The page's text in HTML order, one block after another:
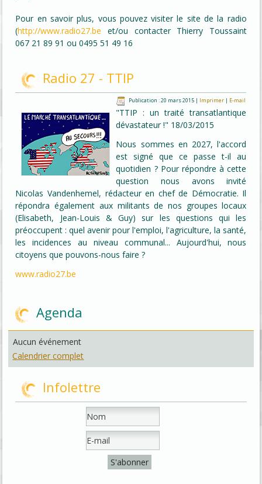
Pour en savoir plus, vous pouvez visiter le site de la radio
(http://www.radio27.be et/ou contacter Thierry Toussaint
067 21 89 91 ou 0495 51 49 16
Radio 27 - TTIP
Publication : 20 mars 2015 | Imprimer | E-mail
"TTIP : un traité transatlantique
dévastateur !" 18/03/2015
Nous sommes en 2027, l'accord
est signé que ce passe t-il au
quotidien ? Pour répondre à cette
question nous avons invité
Nicolas Vandenhemel, rédacteur en chef de Démocratie. Il
répondra également aux militants de nos groupes locaux
(Elisabeth, Jean-Louis & Guy) sur les questions qui les
préoccupent : quel avenir pour l'emploi, l'agriculture, la santé,
les incidences au niveau communal... Aujourd'hui, nous
citoyens que pouvons-nous faire ?
www.radio27.be
Agenda
Aucun événement
Calendrier complet
Infolettre